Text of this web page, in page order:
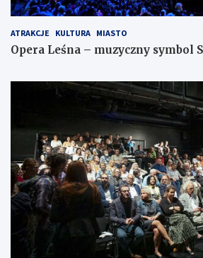
ATRAKCJE KULTURA MIASTO
Opera Leśna – muzyczny symbol